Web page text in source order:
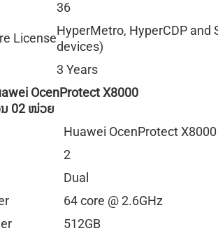
36
License
HyperMetro, HyperCDP
devices)
3 Years
OcenProtect X8000
02 ໜ່ວຍ
Huawei OcenProtect
2
Dual
64 core @ 2.6GHz
512GB